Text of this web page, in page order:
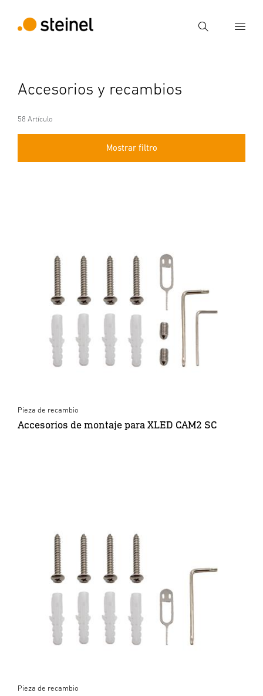
Búsqueda
Búsqueda
Accesorios y recambios
58 Artículo
Mostrar filtro
Pieza de recambio
Accesorios de montaje para XLED CAM2 SC
Pieza de recambio